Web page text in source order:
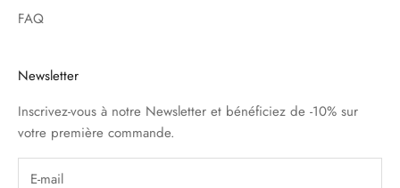
FAQ
Newsletter
Inscrivez-vous à notre Newsletter et bénéficiez de -10% sur
votre première commande.